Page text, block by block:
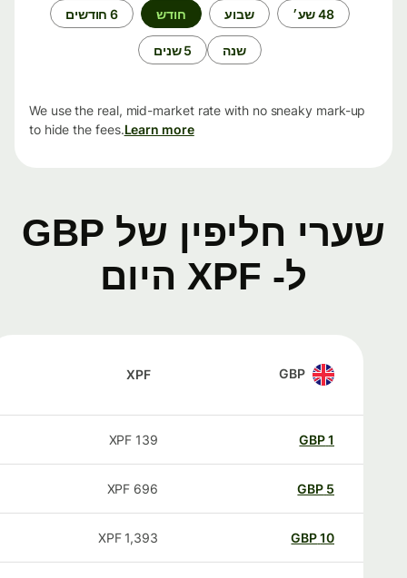
48 שע׳ שבוע חודש 6 חודשים
שנה 5 שנים
We use the real, mid-market rate with no sneaky mark-up
to hide the fees.Learn more
שערי חליפין של GBP
ל- XPF היום
GBP
XPF
GBP
139
XPF
GBP
696
XPF
GBP
1,393
XPF